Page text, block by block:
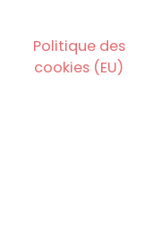
Politique des
cookies (EU)